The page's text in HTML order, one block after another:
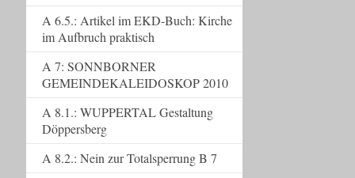
A 6.5.: Artikel im EKD-Buch: Kirche
im Aufbruch praktisch
A 7: SONNBORNER
GEMEINDEKALEIDOSKOP 2010
A 8.1.: WUPPERTAL Gestaltung
Döppersberg
A 8.2.: Nein zur Totalsperrung B 7